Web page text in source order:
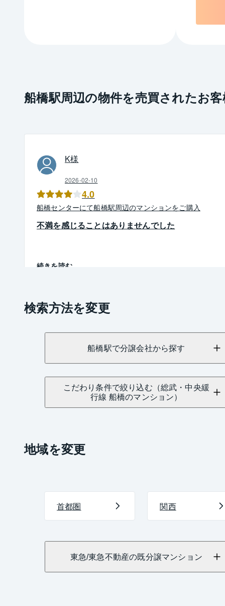
船橋駅周辺の物件を売買されたお
K様
2026-02-10
4.0
船橋センターにて船橋駅周辺のマンションをご購入
不満を感じることはありませんでした
続きを読む
検索方法を変更
船橋駅で分譲会社から探す
こだわり条件で絞り込む（総武・中央緩
行線 船橋のマンション）
地域を変更
首都圏 関西
東急/東急不動産の既分譲マンション